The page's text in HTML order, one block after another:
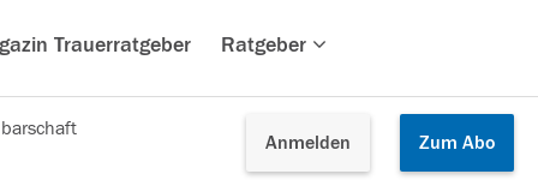
Trauerratgeber Ratgeber
Anmelden Zum Abo